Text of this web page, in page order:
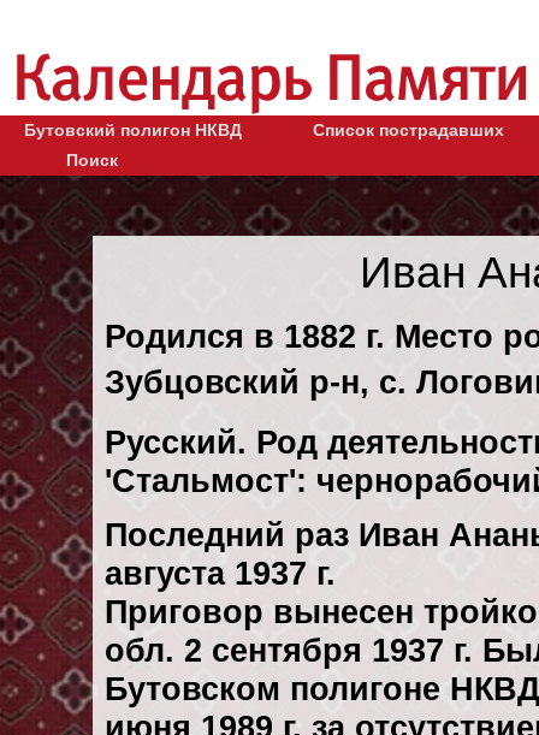
Бутовский полигон НКВД
Список пострадавших
Поиск
Иван
Родился в 1882 г. Место
Зубцовский р-н, с.
Русский. Род
'Стальмост':
Последний раз Иван
августа 1937 г.
Приговор вынесен
обл. 2 сентября 1937 г.
Бутовском полигоне
июня 1989 г. за